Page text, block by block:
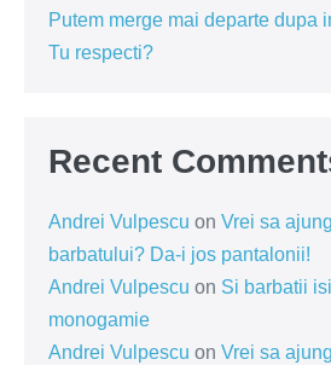
Putem merge mai departe dupa
Tu respecti?
Recent
Andrei Vulpescu on Vrei sa
barbatului? Da-i jos pantalonii!
Andrei Vulpescu on Si barbatii
monogamie
Andrei Vulpescu on Vrei sa